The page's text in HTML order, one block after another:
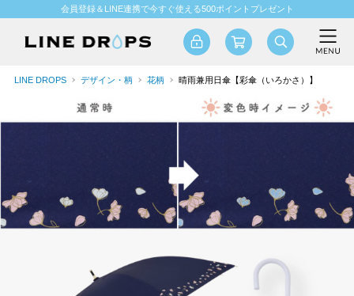
会員登録＆LINE連携で今すぐ使える500ポイントプレゼント
LINE DROPS デザイン・柄 花柄 晴雨兼用日傘【彩傘（いろかさ）】